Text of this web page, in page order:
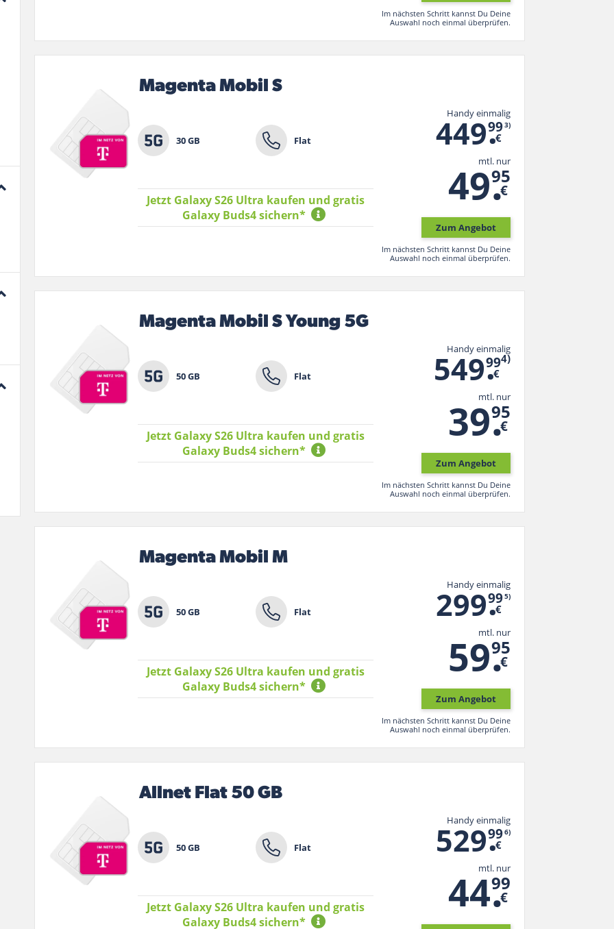
Im nächsten Schritt kannst Du Deine
Auswahl noch einmal überprüfen.
Magenta Mobil S
30 GB Flat
Jetzt Galaxy S26 Ultra kaufen und gratis
Galaxy Buds4 sichern*
Handy einmalig
449.
993)
€
mtl. nur
49.
95
€
Zum Angebot
Im nächsten Schritt kannst Du Deine
Auswahl noch einmal überprüfen.
Magenta Mobil S Young 5G
50 GB Flat
Jetzt Galaxy S26 Ultra kaufen und gratis
Galaxy Buds4 sichern*
Handy einmalig
549.
994)
€
mtl. nur
39.
95
€
Zum Angebot
Im nächsten Schritt kannst Du Deine
Auswahl noch einmal überprüfen.
Magenta Mobil M
50 GB Flat
Jetzt Galaxy S26 Ultra kaufen und gratis
Galaxy Buds4 sichern*
Handy einmalig
299.
995)
€
mtl. nur
59.
95
€
Zum Angebot
Im nächsten Schritt kannst Du Deine
Auswahl noch einmal überprüfen.
Allnet Flat 50 GB
50 GB Flat
Jetzt Galaxy S26 Ultra kaufen und gratis
Galaxy Buds4 sichern*
Handy einmalig
529.
996)
€
mtl. nur
44.
99
€